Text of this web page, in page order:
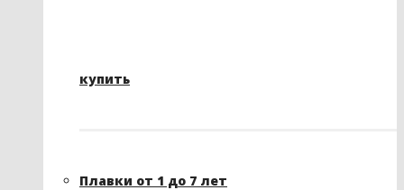
купить
Плавки от 1 до 7 лет